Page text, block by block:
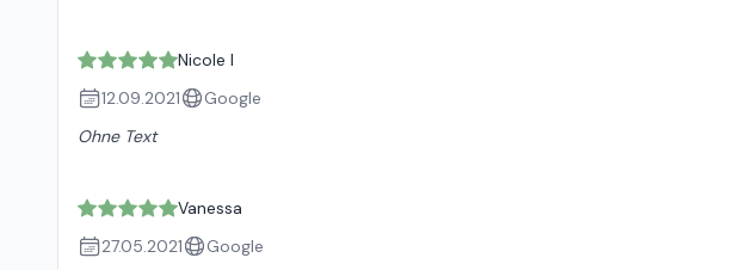
Nicole I
12.09.2021
Google
Ohne Text
Vanessa
27.05.2021
Google